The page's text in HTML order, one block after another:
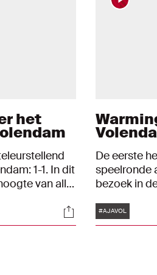
het
1-1. In dit
van alle
Socials
De eerste
speelronde
bezoek in
de hand
een
Tags
#AJAVOL